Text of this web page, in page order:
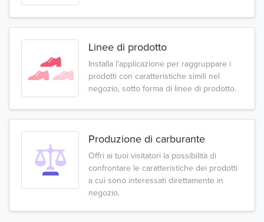
Linee di prodotto
Installa l'applicazione per raggruppare i
prodotti con caratteristiche simili nel
negozio, sotto forma di linee di prodotto.
Produzione di carburante
Offri ai tuoi visitatori la possibilità di
confrontare le caratteristiche dei prodotti
a cui sono interessati direttamente in
negozio.